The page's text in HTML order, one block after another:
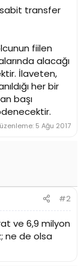
sabit transfer
fiilen
alacağı
İlaveten,
her bir
başı
5 Ağu 2017
#2
ve 6,9 milyon
ne de olsa